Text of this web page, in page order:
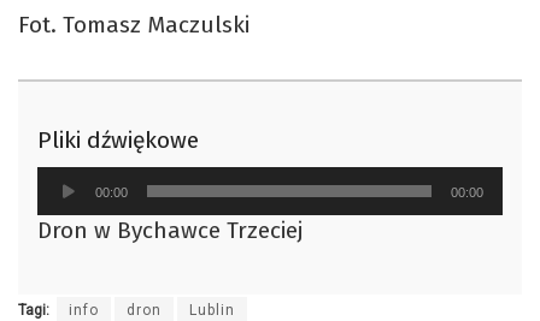
Fot. Tomasz Maczulski
Pliki dźwiękowe
Odtwarzacz
plików
dźwiękowych
00:00 00:00
Dron w Bychawce Trzeciej
Tagi: info dron Lublin